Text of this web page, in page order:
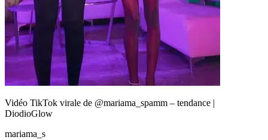
Vidéo TikTok virale de @mariama_spamm – tendance |
DiodioGlow
mariama_s